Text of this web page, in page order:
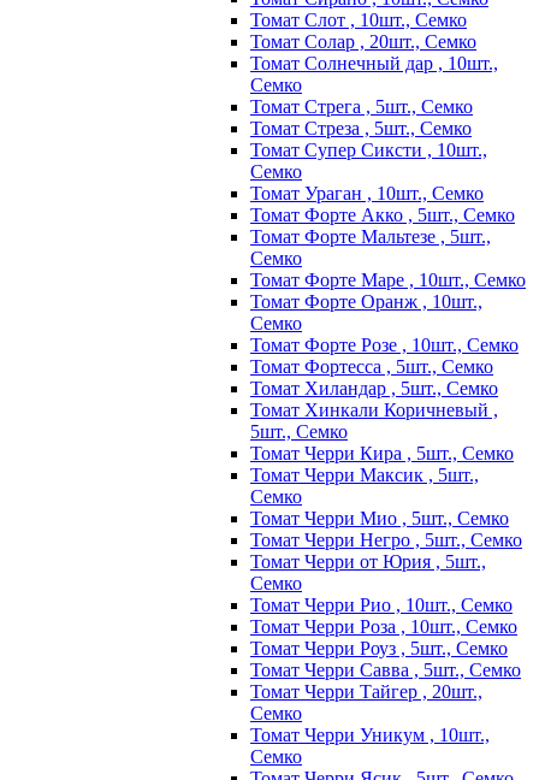
Томат Слот , 10шт., Семко
Томат Солар , 20шт., Семко
Томат Солнечный дар , 10шт.,
Семко
Томат Стрега , 5шт., Семко
Томат Стреза , 5шт., Семко
Томат Супер Сиксти , 10шт.,
Семко
Томат Ураган , 10шт., Семко
Томат Форте Акко , 5шт., Семко
Томат Форте Мальтезе , 5шт.,
Семко
Томат Форте Маре , 10шт., Семко
Томат Форте Оранж , 10шт.,
Семко
Томат Форте Розе , 10шт., Семко
Томат Фортесса , 5шт., Семко
Томат Хиландар , 5шт., Семко
Томат Хинкали Коричневый ,
5шт., Семко
Томат Черри Кира , 5шт., Семко
Томат Черри Максик , 5шт.,
Семко
Томат Черри Мио , 5шт., Семко
Томат Черри Негро , 5шт., Семко
Томат Черри от Юрия , 5шт.,
Семко
Томат Черри Рио , 10шт., Семко
Томат Черри Роза , 10шт., Семко
Томат Черри Роуз , 5шт., Семко
Томат Черри Савва , 5шт., Семко
Томат Черри Тайгер , 20шт.,
Семко
Томат Черри Уникум , 10шт.,
Семко